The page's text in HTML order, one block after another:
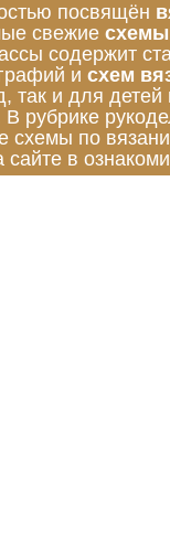
посвящён
свежие схемы
содержит
и схем
так и для
В рубрике
схемы по
в